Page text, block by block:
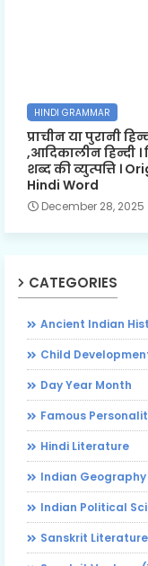
HINDI GRAMMAR
प्राचीन या पुरानी
,आदिकालीन हिन्दी ।
शब्द की व्युत्पत्ति ।
Hindi Word
December 28, 2025
CATEGORIES
Ancient Indian
Child
Day Year Month
Famous
Hindi Literature
Indian Geography
Indian Political
Sanskrit Literature